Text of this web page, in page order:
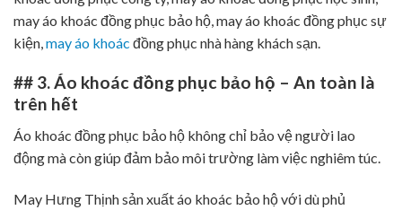
may áo khoác đồng phục bảo hộ, may áo khoác đồng phục sự
kiện, may áo khoác đồng phục nhà hàng khách sạn.
## 3. Áo khoác đồng phục bảo hộ – An toàn là
trên hết
Áo khoác đồng phục bảo hộ không chỉ bảo vệ người lao
động mà còn giúp đảm bảo môi trường làm việc nghiêm túc.
May Hưng Thịnh sản xuất áo khoác bảo hộ với dù phủ